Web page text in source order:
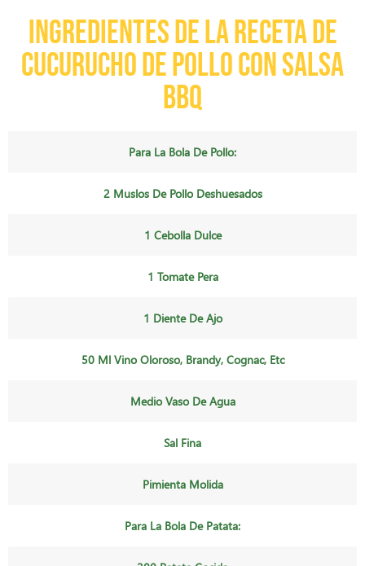
Ingredientes de la receta de
cucurucho de pollo con salsa
BBQ
Para La Bola De Pollo:
2 Muslos De Pollo Deshuesados
1 Cebolla Dulce
1 Tomate Pera
1 Diente De Ajo
50 Ml Vino Oloroso, Brandy, Cognac, Etc
Medio Vaso De Agua
Sal Fina
Pimienta Molida
Para La Bola De Patata: